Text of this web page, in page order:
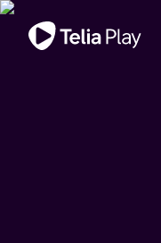
Viktigt meddelande